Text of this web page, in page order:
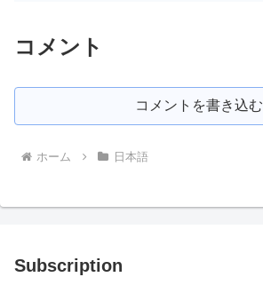
コメント
コメントを書き込む
ホーム 日本語
Subscription